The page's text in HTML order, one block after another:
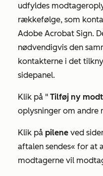
udfyldes
rækkefølge, som
Adobe Acrobat Sign.
nødvendigvis den
kontakterne i det
sidepanel.
Klik på " Tilføj ny
oplysninger om andre
Klik på pilene ved
aftalen sendes« for at
modtagerne vil